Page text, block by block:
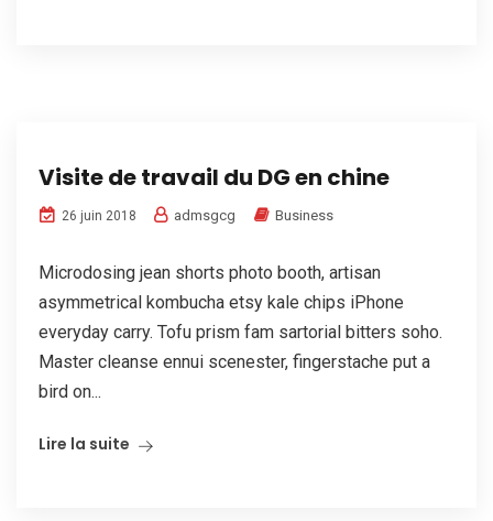
Visite de travail du DG en chine
26 juin 2018 admsgcg Business
Microdosing jean shorts photo booth, artisan
asymmetrical kombucha etsy kale chips iPhone
everyday carry. Tofu prism fam sartorial bitters soho.
Master cleanse ennui scenester, fingerstache put a
bird on...
Lire la suite